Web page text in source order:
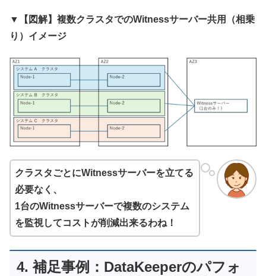
▼【図解】複数クラスタでのWitnessサーバー共用（相乗
り）イメージ
クラスタごとにWitnessサーバーを立てる
必要なく、
1台のWitnessサーバーで複数のシステム
を監視してコストが削減出来るわね！
4. 補足事例：DataKeeperのパフォ